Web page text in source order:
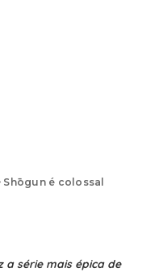
Shōgun é colossal
a série mais épica de